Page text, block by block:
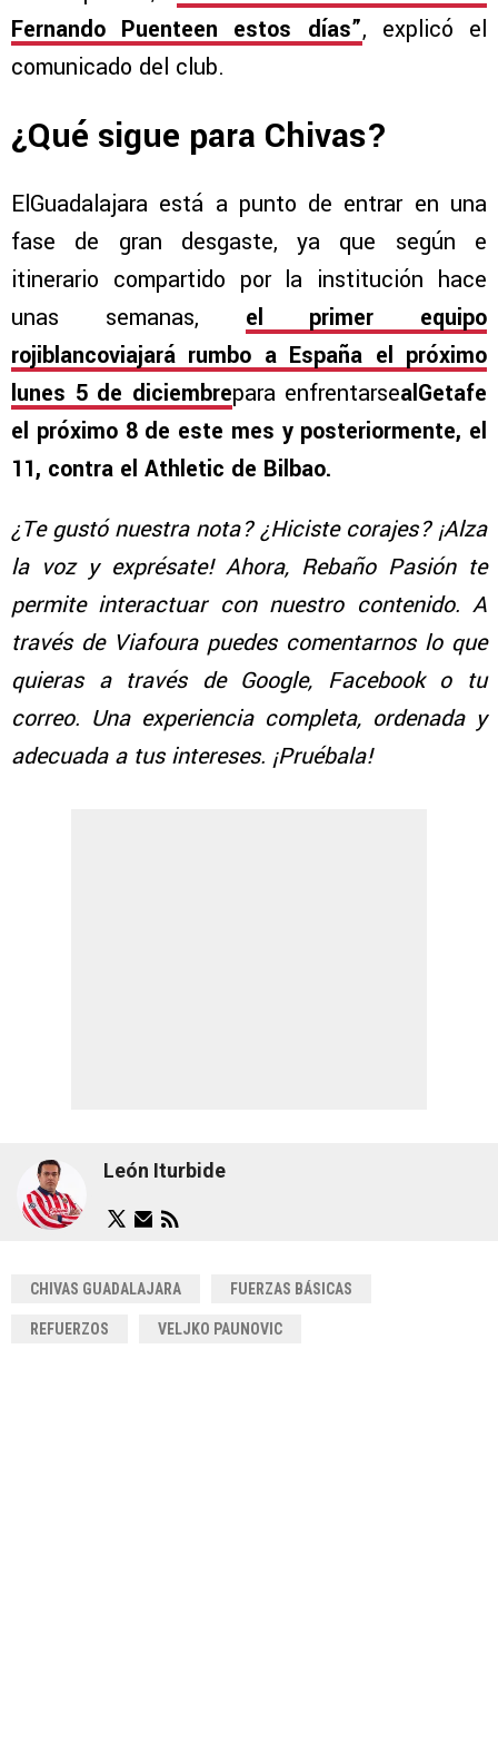
Fernando Puenteen estos días”, explicó el
comunicado del club.
¿Qué sigue para Chivas?
ElGuadalajara está a punto de entrar en una
fase de gran desgaste, ya que según e
itinerario compartido por la institución hace
unas semanas, el primer equipo
rojiblancoviajará rumbo a España el próximo
lunes 5 de diciembrepara enfrentarsealGetafe
el próximo 8 de este mes y posteriormente, el
11, contra el Athletic de Bilbao.
¿Te gustó nuestra nota? ¿Hiciste corajes? ¡Alza
la voz y exprésate! Ahora, Rebaño Pasión te
permite interactuar con nuestro contenido. A
través de Viafoura puedes comentarnos lo que
quieras a través de Google, Facebook o tu
correo. Una experiencia completa, ordenada y
adecuada a tus intereses. ¡Pruébala!
León Iturbide
CHIVAS GUADALAJARA FUERZAS BÁSICAS
REFUERZOS VELJKO PAUNOVIC